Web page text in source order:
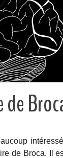
de Broca. Il